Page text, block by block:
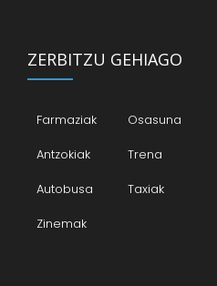
ZERBITZU GEHIAGO
Farmaziak
Osasuna
Antzokiak
Trena
Autobusa
Taxiak
Zinemak